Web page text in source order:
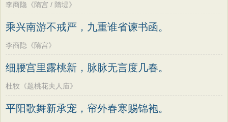
李商隐《隋宫 / 隋堤》
乘兴南游不戒严，九重谁省谏书函。
李商隐《隋宫》
细腰宫里露桃新，脉脉无言度几春。
杜牧《题桃花夫人庙》
平阳歌舞新承宠，帘外春寒赐锦袍。